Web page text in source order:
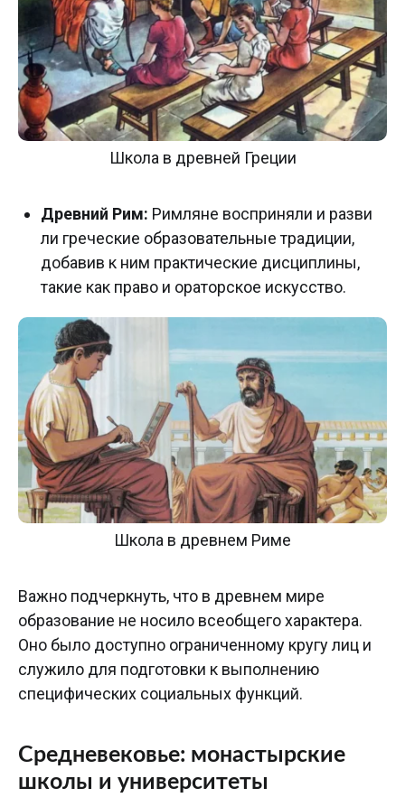
Школа в древней Греции
Древний Рим: Римляне восприняли и разви
ли греческие образовательные традиции,
добавив к ним практические дисциплины,
такие как право и ораторское искусство.
Школа в древнем Риме
Важно подчеркнуть, что в древнем мире
образование не носило всеобщего характера.
Оно было доступно ограниченному кругу лиц и
служило для подготовки к выполнению
специфических социальных функций.
Средневековье: монастырские
школы и университеты